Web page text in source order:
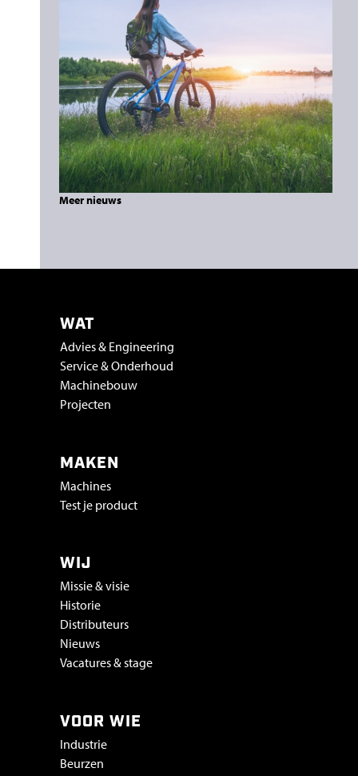
Meer nieuws
WAT
Advies & Engineering
Service & Onderhoud
Machinebouw
Projecten
MAKEN
Machines
Test je product
WIJ
Missie & visie
Historie
Distributeurs
Nieuws
Vacatures & stage
VOOR WIE
Industrie
Beurzen